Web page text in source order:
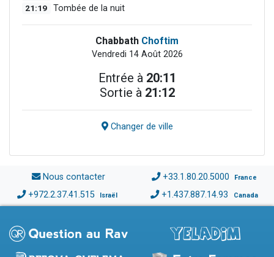
21:19 Tombée de la nuit
Chabbath Choftim
Vendredi 14 Août 2026
Entrée à 20:11
Sortie à 21:12
Changer de ville
Nous contacter +33.1.80.20.5000 France
+972.2.37.41.515 Israël +1.437.887.14.93 Canada